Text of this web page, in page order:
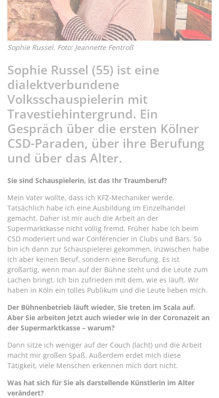
Sophie Russel. Foto: Jeannette Fentroß
Sophie Russel (55) ist eine
dialektverbundene
Volksschauspielerin mit
Travestiehintergrund. Ein
Gespräch über die ersten Kölner
CSD-Paraden, über ihre Berufung
und über das Alter.
Sie sind Schauspielerin, ist das Ihr Traumberuf?
Mein Vater wollte, dass ich KFZ-Mechaniker werde.
Tatsächlich habe ich eine Ausbildung im Einzelhandel
gemacht. Daher ist mir auch die Arbeit an der
Supermarktkasse nicht völlig fremd. Früher habe ich beim
CSD moderiert und war Conférencier in Clubs und Bars. So
bin ich dann zur Schauspielerei gekommen. Inzwischen habe
ich aber keinen Beruf, sondern eine Berufung. Es ist
großartig, wenn man auf der Bühne steht und die Leute zum
Lachen bringt. Ich bin zufrieden mit dem, wie es läuft. Wir
haben in Köln ein tolles Publikum und die Leute lieben mich.
Der Bühnenbetrieb läuft wieder, Sie treten im Scala auf.
Aber Sie arbeiten jetzt auch wieder wie in der Coronazeit an
der Supermarktkasse – warum?
Dann sitze ich weniger auf der Couch (lacht) und die Arbeit
macht mir großen Spaß. Außerdem erdet mich diese
Tätigkeit, viele Menschen erkennen mich dort nicht.
Was hat sich für Sie als darstellende Künstlerin im Alter
verändert?